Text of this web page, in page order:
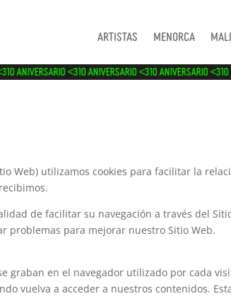
Artistas Menorca
<310 ANIVERSARIO <310 ANIVERSARIO <310
Web) utilizamos cookies para facilitar la
de facilitar su navegación a través del
problemas para mejorar nuestro Sitio Web.
graban en el navegador utilizado por cada
vuelva a acceder a nuestros contenidos.